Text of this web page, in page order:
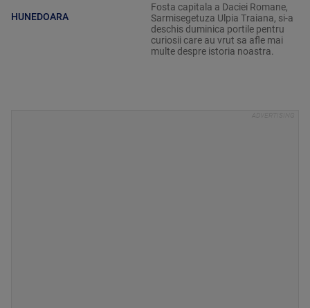
HUNEDOARA
Fosta capitala a Daciei Romane,
Sarmisegetuza Ulpia Traiana, si-a
deschis duminica portile pentru
curiosii care au vrut sa afle mai
multe despre istoria noastra.